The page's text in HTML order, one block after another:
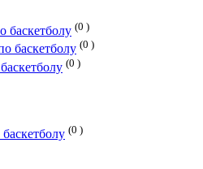
баскетболу (0 )
баскетболу (0 )
(0 )
(0 )